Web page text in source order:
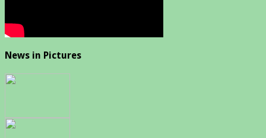
News in Pictures